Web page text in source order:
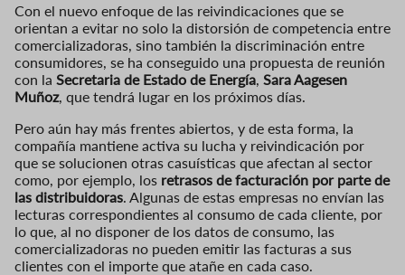
Con el nuevo enfoque de las reivindicaciones que se
orientan a evitar no solo la distorsión de competencia entre
comercializadoras, sino también la discriminación entre
consumidores, se ha conseguido una propuesta de reunión
con la Secretaria de Estado de Energía Sara Aagesen
Muñoz, que tendrá lugar en los próximos días.
Pero aún hay más frentes abiertos, y de esta forma, la
compañía mantiene activa su lucha y reivindicación por
que se solucionen otras casuísticas que afectan al sector
como, por ejemplo, los retrasos de facturación por parte de
las distribuidoras . Algunas de estas empresas no envían las
lecturas correspondientes al consumo de cada cliente, por
lo que, al no disponer de los datos de consumo, las
comercializadoras no pueden emitir las facturas a sus
clientes con el importe que atañe en cada caso.